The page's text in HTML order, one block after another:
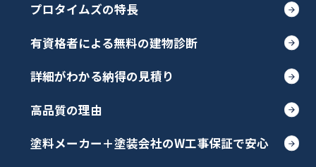
プロタイムズの特長
有資格者による無料の建物診断
詳細がわかる納得の見積り
高品質の理由
塗料メーカー＋塗装会社のW工事保証で安心